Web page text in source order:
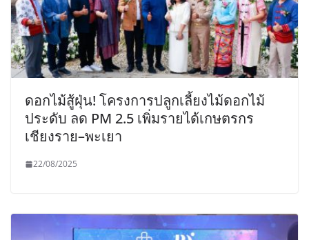
ดอกไม้สู้ฝุ่น! โครงการปลูกเลี้ยงไม้ดอกไม้
ประดับ ลด PM 2.5 เพิ่มรายได้เกษตรกร
เชียงราย–พะเยา
22/08/2025